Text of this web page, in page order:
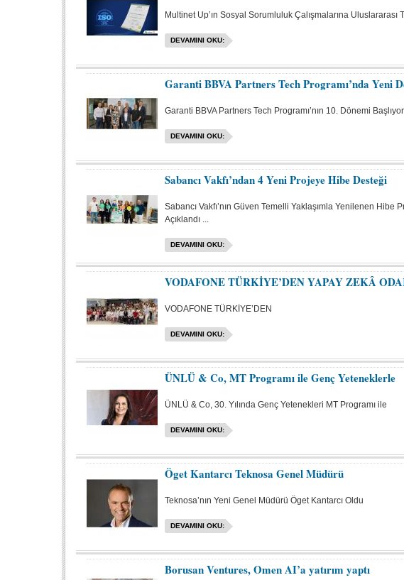
Multinet Up’ın Sosyal Sorumluluk Çalışmalarına Uluslararası
DEVAMINI OKU:
Garanti BBVA Partners Tech Programı’nda Yeni
Garanti BBVA Partners Tech Programı’nın 10. Dönemi Başlıyor
DEVAMINI OKU:
Sabancı Vakfı’ndan 4 Yeni Projeye Hibe Desteği
Sabancı Vakfı’nın Güven Temelli Yaklaşımla Yenilenen
Açıklandı ...
DEVAMINI OKU:
VODAFONE TÜRKİYE’DEN YAPAY ZEKÂ
VODAFONE TÜRKİYE’DEN
DEVAMINI OKU:
ÜNLÜ & Co, MT Programı ile Genç Yeteneklerle
ÜNLÜ & Co, 30. Yılında Genç Yetenekleri MT Programı ile
DEVAMINI OKU:
Öget Kantarcı Teknosa Genel Müdürü
Teknosa’nın Yeni Genel Müdürü Öget Kantarcı Oldu
DEVAMINI OKU:
Borusan Ventures, Omen AI’a yatırım yaptı